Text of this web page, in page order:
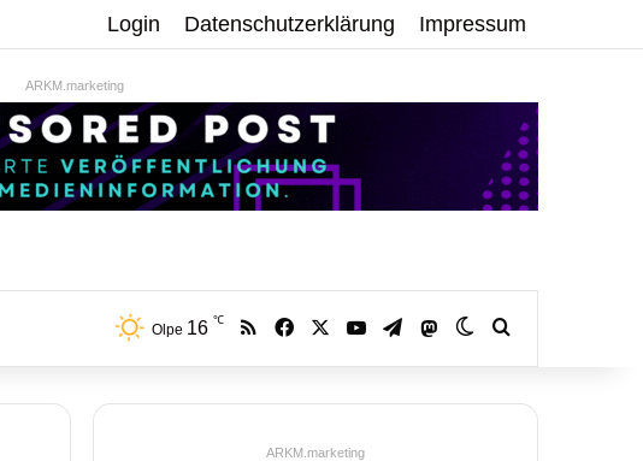
Login Datenschutzerklärung Impressum
ARKM.marketing
Olpe 16 ℃ RSS Facebook YouTubeTelegramMastodonSkin umschalten
ARKM.marketing